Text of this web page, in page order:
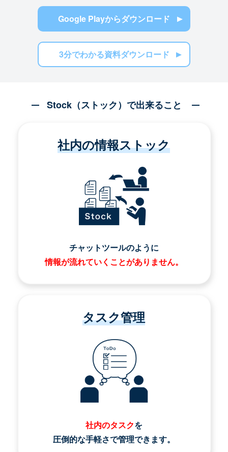
Google Playからダウンロード
3分でわかる資料ダウンロード
Stock（ストック）で出来ること
社内の情報ストック
チャットツールのように
情報が流れていくことがありません。
タスク管理
社内のタスクを
圧倒的な手軽さで管理できます。